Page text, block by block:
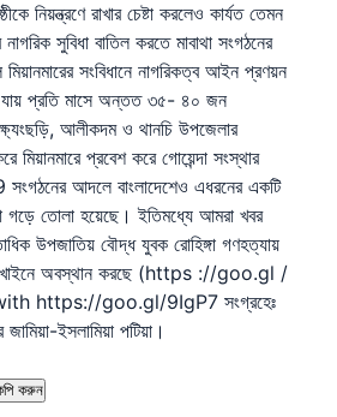
নিয়ন্ত্রণে রাখার চেষ্টা করলেও কার্যত তেমন
সুবিধা বাতিল করতে মাবাথা সংগঠনের
সংবিধানে নাগরিকত্ব আইন প্রণয়ন
যায় প্রতি মাসে অন্তত ৩৫- ৪০ জন
আলীকদম ও থানচি উপজেলার
মিয়ানমারে প্রবেশ করে গোয়েন্দা সংস্থার
আদলে বাংলাদেশেও এধরনের একটি
গড়ে তোলা হয়েছে। ইতিমধ্যে আমরা খবর
উপজাতিয় বৌদ্ধ যুবক রোহিঙ্গা গণহত্যায়
রাখাইনে অবস্থান করছে (https ://goo.gl /
https://goo.gl/9IgP7 সংগ্রহেঃ
ইসলামিয়া পটিয়া।
করুন